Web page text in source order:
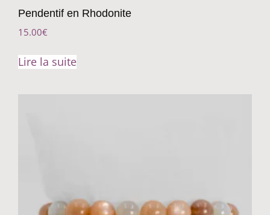
Pendentif en Rhodonite
15.00€
Lire la suite